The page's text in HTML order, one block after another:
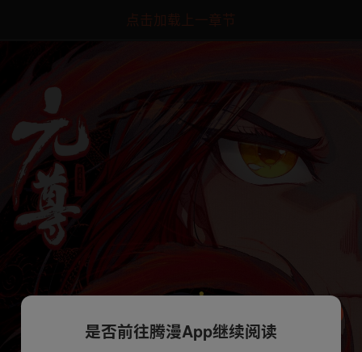
点击加载上一章节
是否前往腾漫App继续阅读